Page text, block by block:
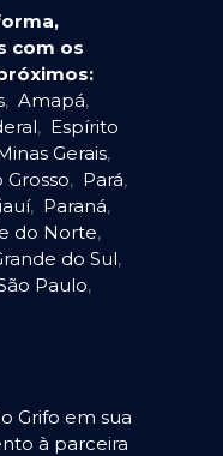
com os
, Amapá,
, Espírito
Gerais,
Grosso, Pará,
, Paraná,
do Norte,
do Sul,
Paulo,
Grifo em sua
à parceira